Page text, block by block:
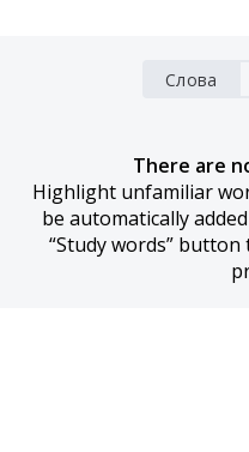
Слова
There are
Highlight unfamiliar
be automatically
“Study words”